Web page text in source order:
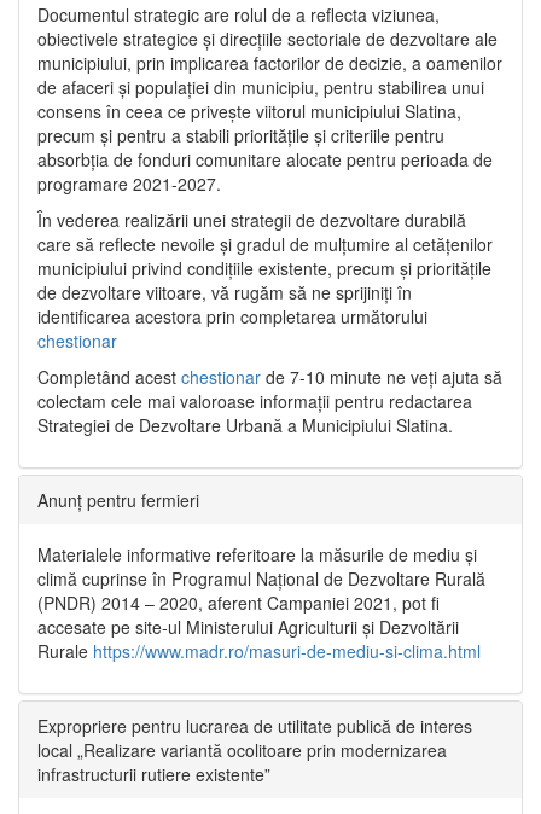
Documentul strategic are rolul de a reflecta viziunea,
obiectivele strategice și direcțiile sectoriale de dezvoltare ale
municipiului, prin implicarea factorilor de decizie, a oamenilor
de afaceri și populației din municipiu, pentru stabilirea unui
consens în ceea ce privește viitorul municipiului Slatina,
precum și pentru a stabili prioritățile și criteriile pentru
absorbția de fonduri comunitare alocate pentru perioada de
programare 2021-2027.
În vederea realizării unei strategii de dezvoltare durabilă
care să reflecte nevoile și gradul de mulțumire al cetățenilor
municipiului privind condițiile existente, precum și prioritățile
de dezvoltare viitoare, vă rugăm să ne sprijiniți în
identificarea acestora prin completarea următorului
chestionar
Completând acest chestionar de 7-10 minute ne veți ajuta să
colectam cele mai valoroase informații pentru redactarea
Strategiei de Dezvoltare Urbană a Municipiului Slatina.
Anunț pentru fermieri
Materialele informative referitoare la măsurile de mediu și
climă cuprinse în Programul Național de Dezvoltare Rurală
(PNDR) 2014 – 2020, aferent Campaniei 2021, pot fi
accesate pe site-ul Ministerului Agriculturii și Dezvoltării
Rurale https://www.madr.ro/masuri-de-mediu-si-clima.html
Expropriere pentru lucrarea de utilitate publică de interes
local „Realizare variantă ocolitoare prin modernizarea
infrastructurii rutiere existente”